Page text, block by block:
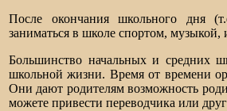
После окончания школьного дня
заниматься в школе спортом,
Большинство начальных и средних
школьной жизни. Время от времени
Они дают родителям возможность
можете привести переводчика или